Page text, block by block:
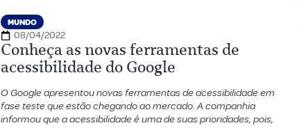
MUNDO
08/04/2022
Conheça as novas ferramentas de
acessibilidade do Google
O Google apresentou novas ferramentas de acessibilidade em
fase teste que estão chegando ao mercado. A companhia
informou que a acessibilidade é uma de suas prioridades, pois,